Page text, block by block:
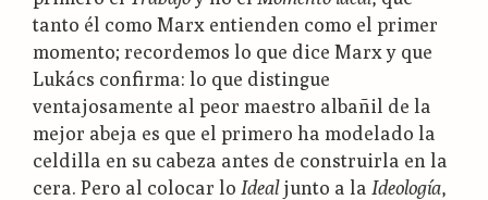
tanto él como Marx entienden como el primer
momento; recordemos lo que dice Marx y que
Lukács confirma: lo que distingue
ventajosamente al peor maestro albañil de la
mejor abeja es que el primero ha modelado la
celdilla en su cabeza antes de construirla en la
cera. Pero al colocar lo Idealjunto a la Ideología,